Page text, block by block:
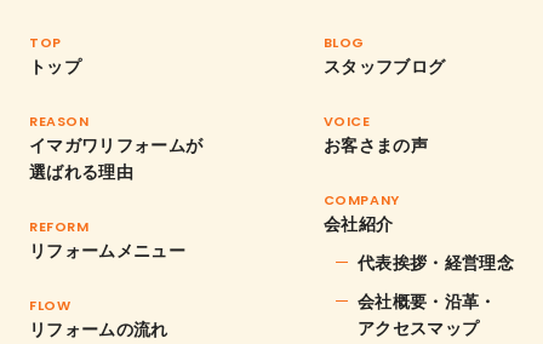
TOP
トップ
REASON
イマガワリフォームが
選ばれる理由
REFORM
リフォームメニュー
FLOW
リフォームの流れ
BLOG
スタッフブログ
VOICE
お客さまの声
COMPANY
会社紹介
代表挨拶・経営理念
会社概要・沿革・
アクセスマップ